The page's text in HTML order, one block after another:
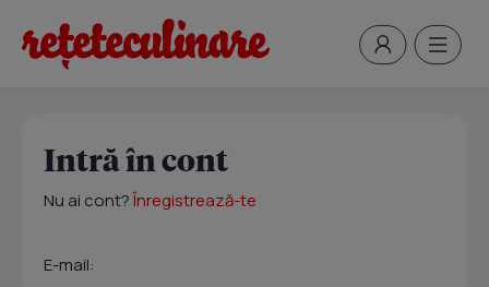
Intră în cont
Nu ai cont?Înregistrează-te
E-mail: